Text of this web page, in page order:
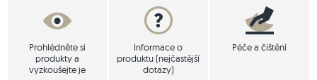
Prohlédněte si
produkty a
vyzkoušejte je
Informace o
produktu (nejčastější
dotazy)
Péče a čištění